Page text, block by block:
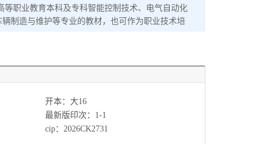
职业教育本科及专科智能控制技术、电气自动化
制造与维护等专业的教材，也可作为职业技术培
开本：大16
最新版印次：1-1
cip：2026CK2731